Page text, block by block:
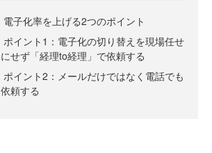
電子化率を上げる2つのポイント
ポイント1：電子化の切り替えを現場任せ
にせず「経理to経理」で依頼する
ポイント2：メールだけではなく電話でも
依頼する